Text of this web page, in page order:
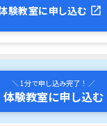
験教室に申し込む
＼ 1分で申し込み完了！ ／
体験教室に申し込む